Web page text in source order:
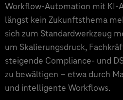
Workflow-Automation mit KI-
längst kein Zukunftsthema
sich zum Standardwerkzeug
um Skalierungsdruck,
steigende Compliance- und
zu bewältigen – etwa durch
und intelligente Workflows.